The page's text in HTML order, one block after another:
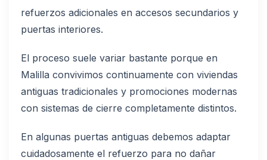
refuerzos adicionales en accesos secundarios y
puertas interiores.
El proceso suele variar bastante porque en
Malilla convivimos continuamente con viviendas
antiguas tradicionales y promociones modernas
con sistemas de cierre completamente distintos.
En algunas puertas antiguas debemos adaptar
cuidadosamente el refuerzo para no dañar